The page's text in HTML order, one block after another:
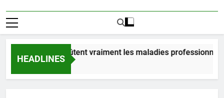
HEADLINES
Combien coûtent vraiment les maladies
8 Heures Ago